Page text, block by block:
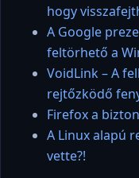
hogy
A Google
feltörhető a
VoidLink – A
rejtőzködő
Firefox a
A Linux alapú
vette?!